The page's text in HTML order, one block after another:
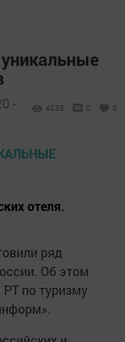
-
4033 0 0
отеля.
ряд
Об этом
по туризму